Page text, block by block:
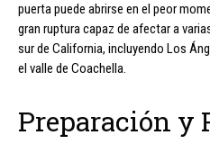
puerta puede abrirse en el peor
gran ruptura capaz de afectar a
sur de California, incluyendo Los
el valle de Coachella.
Preparación y